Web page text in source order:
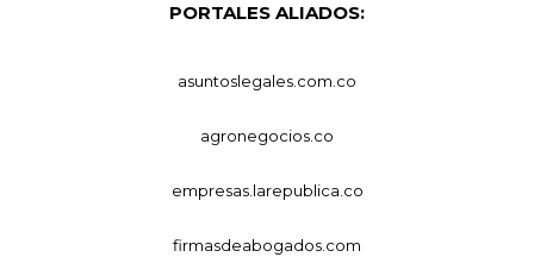
PORTALES ALIADOS:
asuntoslegales.com.co
agronegocios.co
empresas.larepublica.co
firmasdeabogados.com